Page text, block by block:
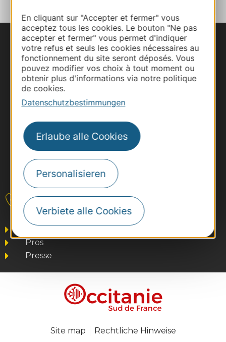
En cliquant sur "Accepter et fermer" vous
acceptez tous les cookies. Le bouton "Ne pas
accepter et fermer" vous permet d'indiquer
votre refus et seuls les cookies nécessaires au
fonctionnement du site seront déposés. Vous
pouvez modifier vos choix à tout moment ou
obtenir plus d'informations via notre politique
de cookies.
Datenschutzbestimmungen
Erlaube alle Cookies
Personalisieren
Verbiete alle Cookies
#VoyageOccitanie
Kontakt
Pros
Presse
Site map Rechtliche Hinweise